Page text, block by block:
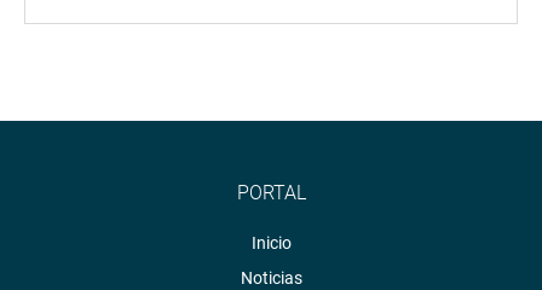
PORTAL
Inicio
Noticias